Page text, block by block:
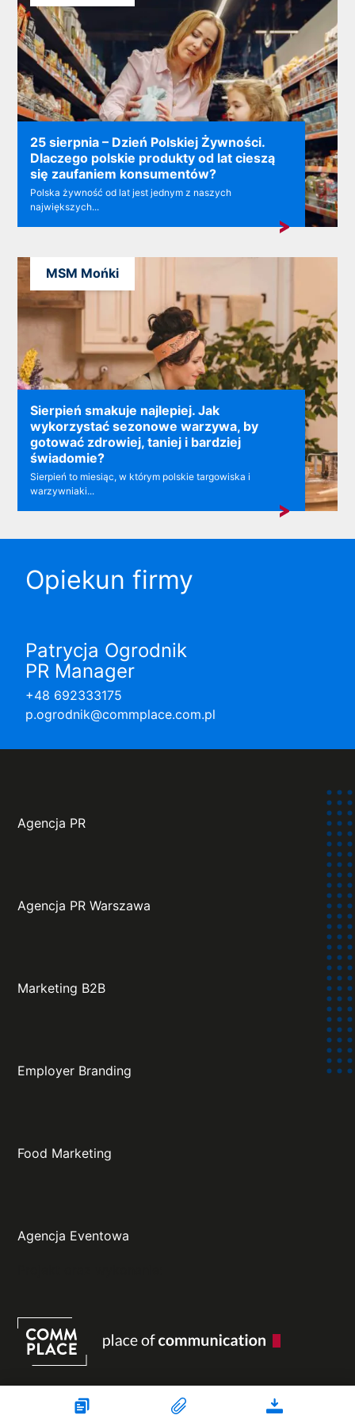
25 sierpnia – Dzień Polskiej Żywności.
Dlaczego polskie produkty od lat cieszą
się zaufaniem konsumentów?
Polska żywność od lat jest jednym z naszych
największych...
Sierpień smakuje najlepiej. Jak
wykorzystać sezonowe warzywa, by
gotować zdrowiej, taniej i bardziej
świadomie?
Sierpień to miesiąc, w którym polskie targowiska i
warzywniaki...
MSM Mońki
Opiekun firmy
Patrycja Ogrodnik
PR Manager
+48 692333175
p.ogrodnik@commplace.com.pl
Agencja PR
Agencja PR Warszawa
Marketing B2B
Employer Branding
Food Marketing
Agencja Eventowa